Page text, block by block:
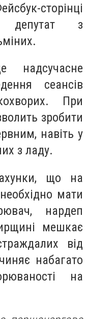
сторінці
депутат з
сеансів
При
зробити
навіть у
з ладу.
що на
мати
нардеп
мешкає
від
набагато
на